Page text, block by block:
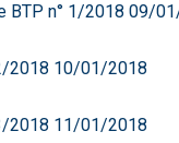
BTP n° 1/2018 09/
2018 10/01/2018
2018 11/01/2018